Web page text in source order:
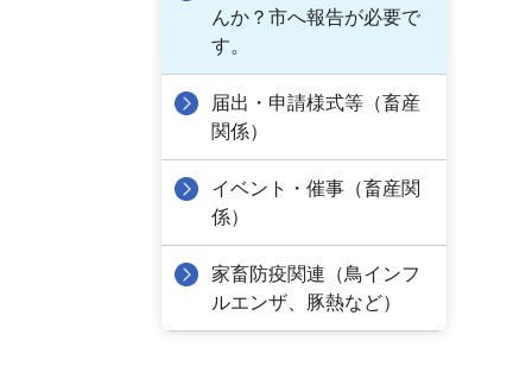
んか？市へ報告が必要で
す。
届出・申請様式等（畜産
関係）
イベント・催事（畜産関
係）
家畜防疫関連（鳥インフ
ルエンザ、豚熱など）